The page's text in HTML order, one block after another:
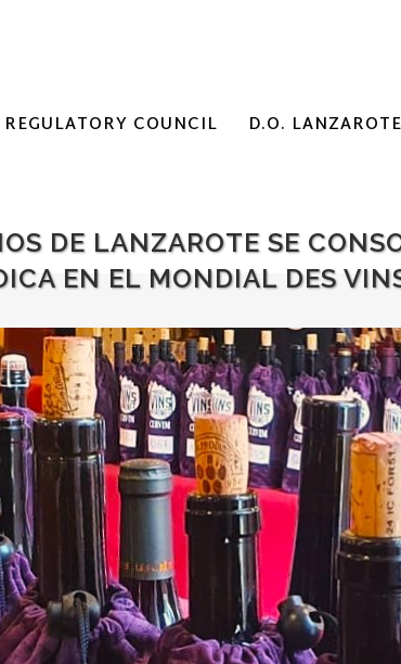
REGULATORY COUNCIL D.O. LANZAROTE
DE LANZAROTE SE
EN EL MONDIAL DES